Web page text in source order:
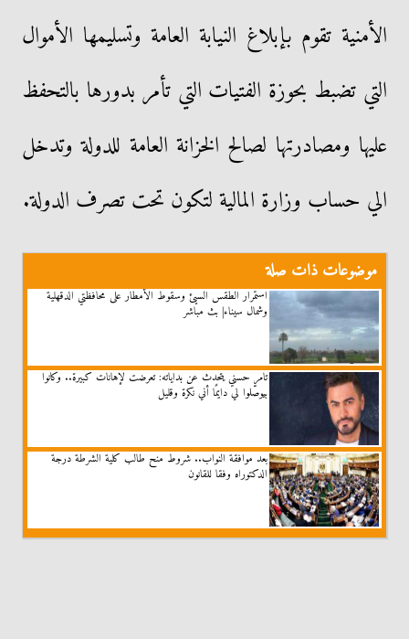
الأمنية تقوم بإبلاغ النيابة العامة وتسليمها الأموال
التي تضبط بحوزة الفتيات التي تأمر بدورها بالتحفظ
عليها ومصادرتها لصالح الخزانة العامة للدولة وتدخل
الي حساب وزارة المالية لتكون تحت تصرف الدولة.
موضوعات ذات صلة
استمرار الطقس السيئ وسقوط الأمطار على محافظتي الدقهلية
وشمال سيناء| بث مباشر
تامر حسني يتحدث عن بداياته: تعرضت لإهانات كبيرة.. وكانوا
بيوصّلوا لي دايمًا أني نكرة وقليل
بعد موافقة النواب.. شروط منح طالب كلية الشرطة درجة
الدكتوراه وفقا للقانون